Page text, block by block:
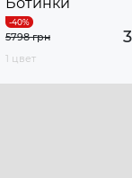
Ботинки
5798 грн
1 цвет